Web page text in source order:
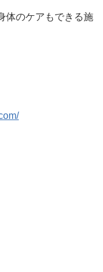
体のケアもできる施